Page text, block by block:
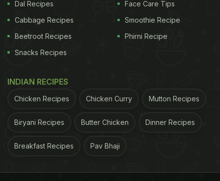
Dal Recipes
Cabbage Recipes
Beetroot Recipes
Snacks Recipes
Face Care Tips
Smoothie Recipe
Phirni Recipe
INDIAN RECIPES
Chicken Recipes Chicken Curry Mutton Recipes
Biryani Recipes Butter Chicken Dinner Recipes
Breakfast Recipes Pav Bhaji